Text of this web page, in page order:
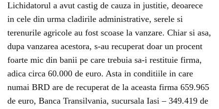
Lichidatorul a avut castig de cauza in justitie, deoarece
in cele din urma cladirile administrative, serele si
terenurile agricole au fost scoase la vanzare. Chiar si asa,
dupa vanzarea acestora, s-au recuperat doar un procent
foarte mic din banii pe care trebuia sa-i restituie firma,
adica circa 60.000 de euro. Asta in conditiile in care
numai BRD are de recuperat de la aceasta firma 659.965
de euro, Banca Transilvania, sucursala Iasi – 349.419 de